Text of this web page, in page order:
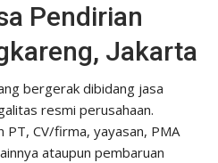
Pendirian
Jakarta
bergerak dibidang jasa
resmi perusahaan.
CV/firma, yayasan, PMA
ataupun pembaruan